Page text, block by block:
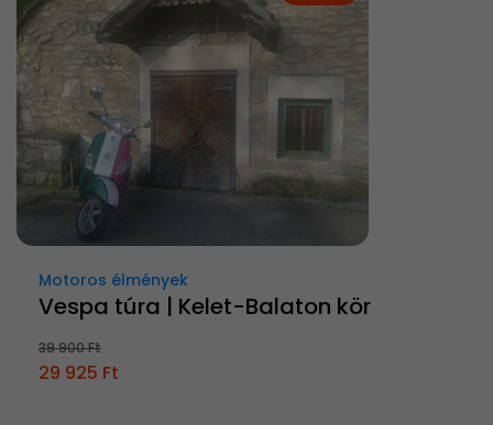
Motoros élmények
Vespa túra | Kelet-Balaton kör
39 900 Ft
29 925 Ft